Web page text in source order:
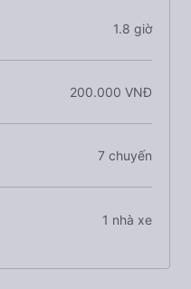
1.8 giờ
200.000 VNĐ
7 chuyến
1 nhà xe